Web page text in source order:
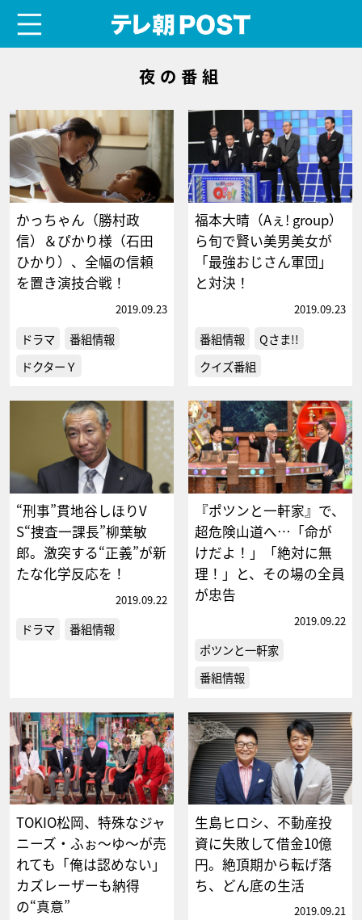
夜の番組
かっちゃん（勝村政
信）＆ぴかり様（石田
ひかり）、全幅の信頼
を置き演技合戦！
2019.09.23
ドラマ
番組情報
ドクターＹ
福本大晴（Aぇ! group）
ら旬で賢い美男美女が
「最強おじさん軍団」
と対決！
2019.09.23
番組情報
Qさま!!
クイズ番組
“刑事”貫地谷しほりV
S“捜査一課長”柳葉敏
郎。激突する“正義”が新
たな化学反応を！
2019.09.22
ドラマ 番組情報
『ポツンと一軒家』で、
超危険山道へ…「命が
けだよ！」「絶対に無
理！」と、その場の全員
が忠告
2019.09.22
ポツンと一軒家
番組情報
TOKIO松岡、特殊なジャ
ニーズ・ふぉ～ゆ～が売
れても「俺は認めない」
カズレーザーも納得
の“真意”
生島ヒロシ、不動産投
資に失敗して借金10億
円。絶頂期から転げ落
ち、どん底の生活
2019.09.21